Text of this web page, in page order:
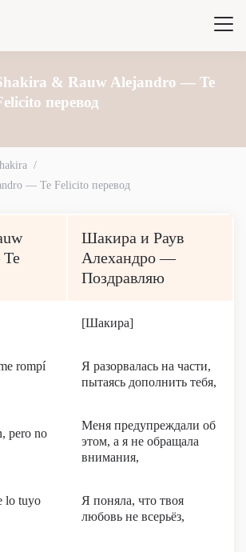
& Rauw Alejandro — Te
перевод
— Te Felicito перевод
Шакира и Раув
Алехандро —
Поздравляю
[Шакира]
rompí
Я разорвалась на части,
пытаясь дополнить тебя,
pero no
Меня предупреждали об
этом, а я не обращала
внимания,
lo tuyo
Я поняла, что твоя
любовь не всерьёз,